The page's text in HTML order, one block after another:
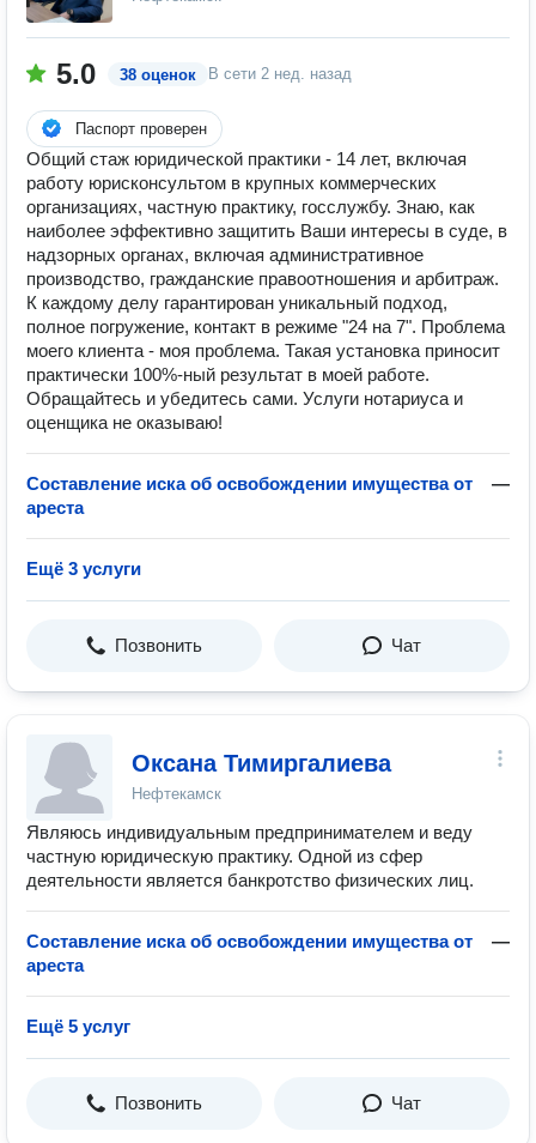
5.0 38 оценок В сети 2 нед. назад
Паспорт проверен
Общий стаж юридической практики - 14 лет, включая
работу юрисконсультом в крупных коммерческих
организациях, частную практику, госслужбу. Знаю, как
наиболее эффективно защитить Ваши интересы в суде, в
надзорных органах, включая административное
производство, гражданские правоотношения и арбитраж.
К каждому делу гарантирован уникальный подход,
полное погружение, контакт в режиме "24 на 7". Проблема
моего клиента - моя проблема. Такая установка приносит
практически 100%-ный результат в моей работе.
Обращайтесь и убедитесь сами. Услуги нотариуса и
оценщика не оказываю!
Составление иска об освобождении имущества от
ареста
—
Ещё 3 услуги
Позвонить Чат
Оксана Тимиргалиева
Нефтекамск
Являюсь индивидуальным предпринимателем и веду
частную юридическую практику. Одной из сфер
деятельности является банкротство физических лиц.
Составление иска об освобождении имущества от
ареста
—
Ещё 5 услуг
Позвонить Чат